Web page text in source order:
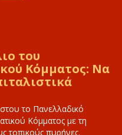
του
Κόμματος: Να
το Πανελλαδικό
Κόμματος με τη
τοπικούς πυρήνες.